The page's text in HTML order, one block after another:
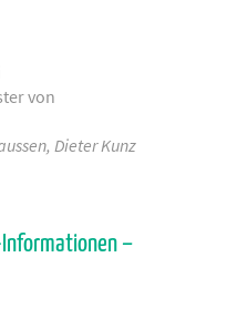
von
Dieter Kunz
Informationen –